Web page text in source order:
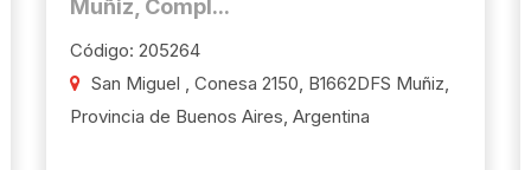
Muñiz, Compl...
Código: 205264
San Miguel , Conesa 2150, B1662DFS Muñiz,
Provincia de Buenos Aires, Argentina